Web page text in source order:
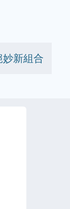
新組合